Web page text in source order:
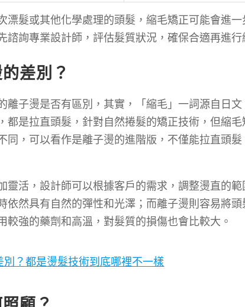
漂髮或其他化學處理的頭髮，縮毛矯正可能會進一
諮詢專業設計師，評估髮質狀況，確保合適再進行
差別？
離子燙是否有區別，其實，「縮毛」一詞源自日文
都是拉直頭髮，針對自然捲髮的矯正技術，但縮
同，可以看作是離子燙的進階版，不僅能拉直頭
靈活，設計師可以根據客戶的需求，調整燙直的
依然具有自然的彈性和光澤；而離子燙則容易將
較強的藥劑和高溫，對髮質的損傷也會比較大。
？都是燙髮技術到底哪裡不一樣